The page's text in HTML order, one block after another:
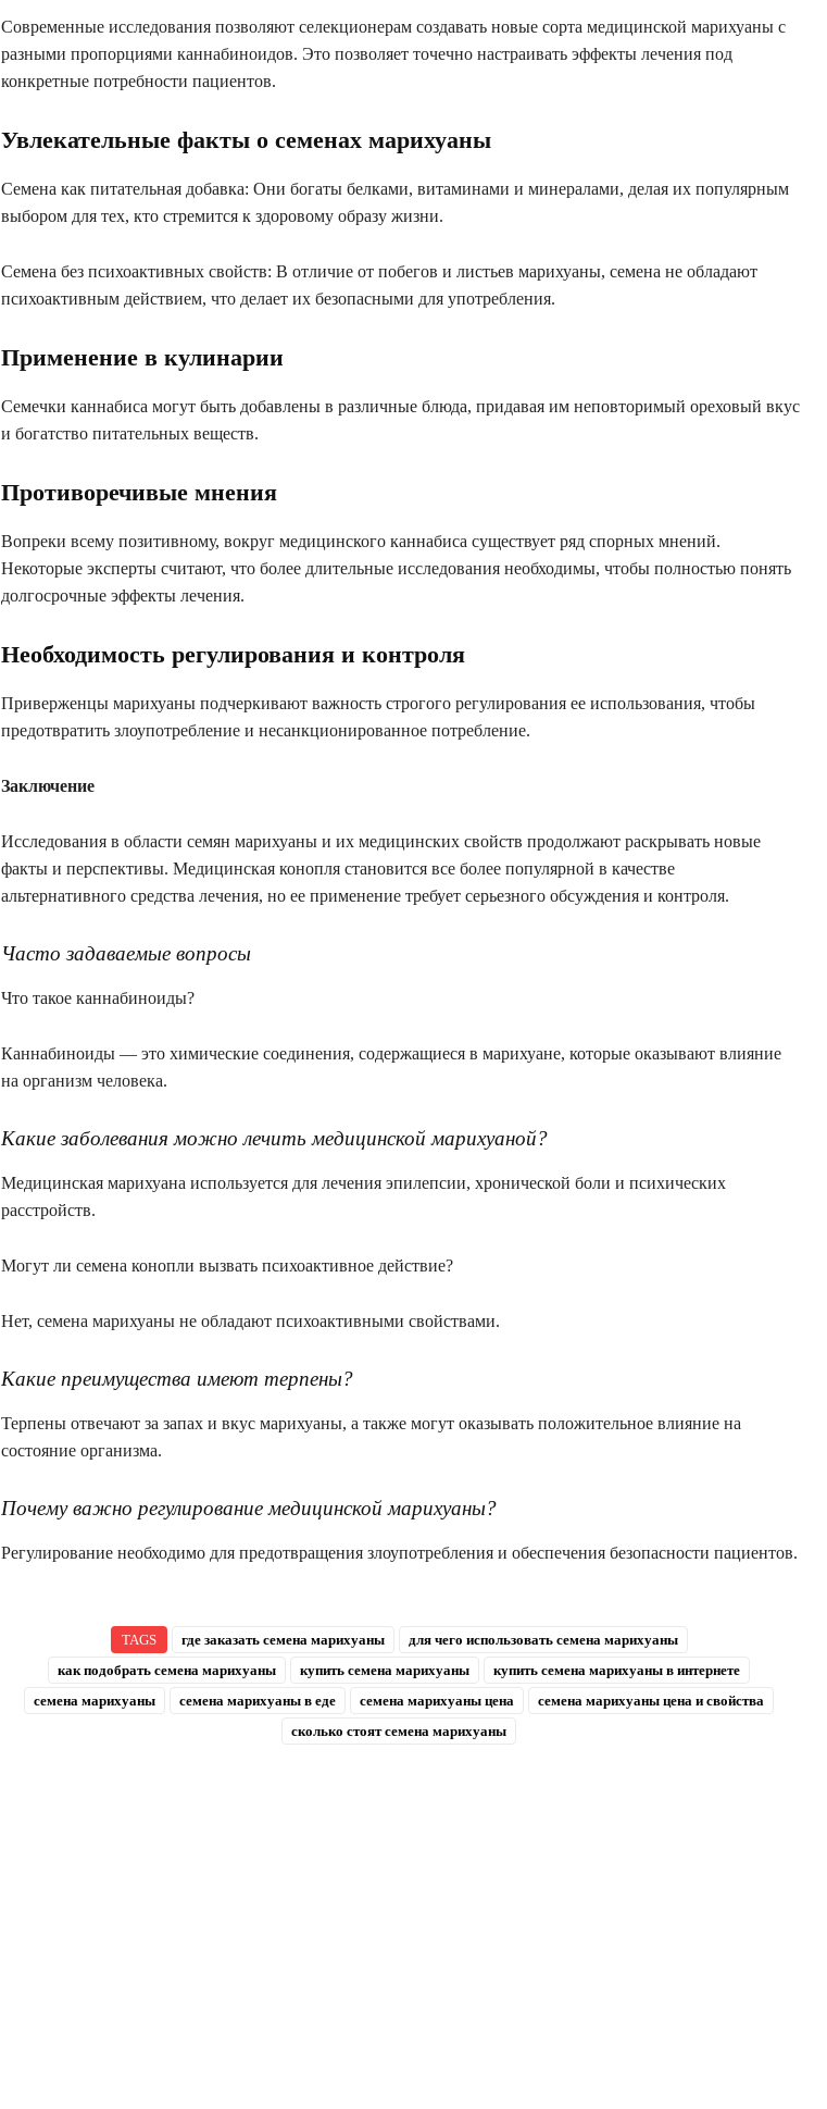
Современные исследования позволяют селекционерам создавать новые сорта медицинской марихуаны с
разными пропорциями каннабиноидов. Это позволяет точечно настраивать эффекты лечения под
конкретные потребности пациентов.
Увлекательные факты о семенах марихуаны
Семена как питательная добавка: Они богаты белками, витаминами и минералами, делая их популярным
выбором для тех, кто стремится к здоровому образу жизни.
Семена без психоактивных свойств: В отличие от побегов и листьев марихуаны, семена не обладают
психоактивным действием, что делает их безопасными для употребления.
Применение в кулинарии
Семечки каннабиса могут быть добавлены в различные блюда, придавая им неповторимый ореховый вкус
и богатство питательных веществ.
Противоречивые мнения
Вопреки всему позитивному, вокруг медицинского каннабиса существует ряд спорных мнений.
Некоторые эксперты считают, что более длительные исследования необходимы, чтобы полностью понять
долгосрочные эффекты лечения.
Необходимость регулирования и контроля
Приверженцы марихуаны подчеркивают важность строгого регулирования ее использования, чтобы
предотвратить злоупотребление и несанкционированное потребление.
Заключение
Исследования в области семян марихуаны и их медицинских свойств продолжают раскрывать новые
факты и перспективы. Медицинская конопля становится все более популярной в качестве
альтернативного средства лечения, но ее применение требует серьезного обсуждения и контроля.
Часто задаваемые вопросы
Что такое каннабиноиды?
Каннабиноиды — это химические соединения, содержащиеся в марихуане, которые оказывают влияние
на организм человека.
Какие заболевания можно лечить медицинской марихуаной?
Медицинская марихуана используется для лечения эпилепсии, хронической боли и психических
расстройств.
Могут ли семена конопли вызвать психоактивное действие?
Нет, семена марихуаны не обладают психоактивными свойствами.
Какие преимущества имеют терпены?
Терпены отвечают за запах и вкус марихуаны, а также могут оказывать положительное влияние на
состояние организма.
Почему важно регулирование медицинской марихуаны?
Регулирование необходимо для предотвращения злоупотребления и обеспечения безопасности пациентов.
TAGS где заказать семена марихуаны
для чего использовать семена марихуаны
как подобрать семена марихуаны
купить семена марихуаны
купить семена марихуаны в интернете
семена марихуаны
семена марихуаны в еде семена марихуаны цена
семена марихуаны цена и свойства
сколько стоят семена марихуаны